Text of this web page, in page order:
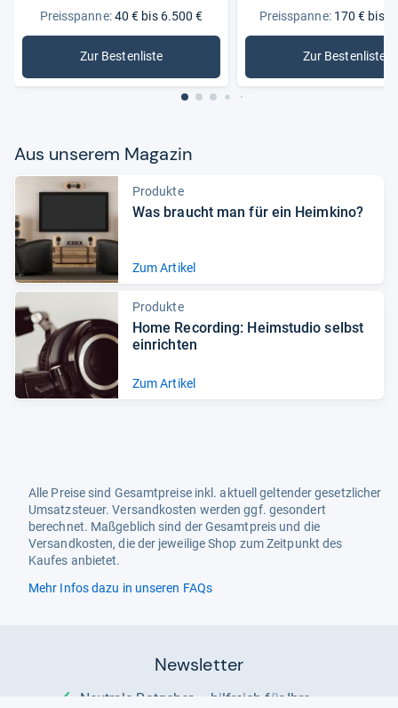
Preisspanne:40 € bis 6.500 €
Zur Bestenliste
: Lautsprecher
Preisspanne:170 € bis
Zur Bestenliste
: Canton
Aus unse­rem Maga­zin
Produkte
Was braucht man für ein Heim­kino?
Zum Artikel
Produkte
Home Recor­ding: Heim­stu­dio selbst
ein­rich­ten
Zum Artikel
Alle Preise sind Gesamtpreise inkl. aktuell geltender gesetzlicher
Umsatzsteuer. Versandkosten werden ggf. gesondert
berechnet. Maßgeblich sind der Gesamtpreis und die
Versandkosten, die der jeweilige Shop zum Zeitpunkt des
Kaufes anbietet.
Mehr Infos dazu in unseren FAQs
Newsletter
Neutrale Ratgeber – hilfreich für Ihre